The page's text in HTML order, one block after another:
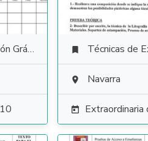
Plástica  Técnicas de
 Navarra
